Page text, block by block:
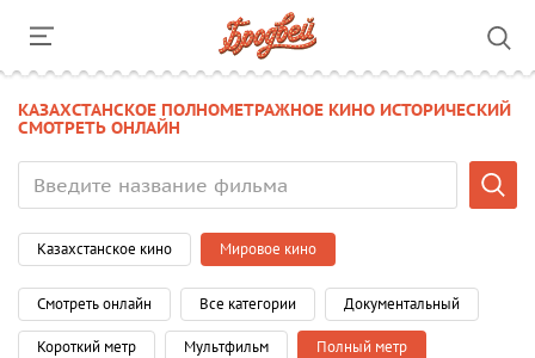
КАЗАХСТАНСКОЕ ПОЛНОМЕТРАЖНОЕ КИНО ИСТОРИЧЕСКИЙ
СМОТРЕТЬ ОНЛАЙН
Казахстанское кино Мировое кино
Смотреть онлайн Все категории Документальный
Короткий метр Мультфильм Полный метр